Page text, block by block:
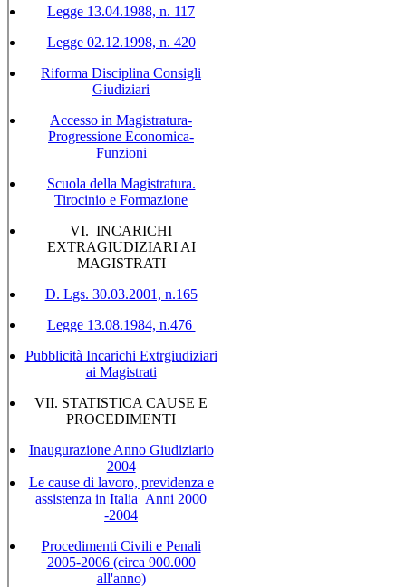
Legge 13.04.1988, n. 117
Legge 02.12.1998, n. 420
Riforma Disciplina Consigli
Giudiziari
Accesso in Magistratura-
Progressione Economica-
Funzioni
Scuola della Magistratura.
Tirocinio e Formazione
VI. INCARICHI
EXTRAGIUDIZIARI AI
MAGISTRATI
D. Lgs. 30.03.2001, n.165
Legge 13.08.1984, n.476
Pubblicità Incarichi Extrgiudiziari
ai Magistrati
VII. STATISTICA CAUSE E
PROCEDIMENTI
Inaugurazione Anno Giudiziario
2004
Le cause di lavoro, previdenza e
assistenza in Italia_Anni 2000
-2004
Procedimenti Civili e Penali
2005-2006 (circa 900.000
all'anno)